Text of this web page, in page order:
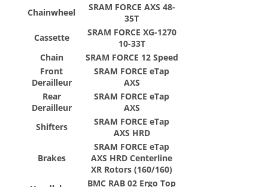
Chainwheel
SRAM FORCE AXS 48-
35T
Cassette
SRAM FORCE XG-1270
10-33T
Chain
SRAM FORCE 12 Speed
Front
Derailleur
SRAM FORCE eTap
AXS
Rear
Derailleur
SRAM FORCE eTap
AXS
Shifters
SRAM FORCE eTap
AXS HRD
Brakes
SRAM FORCE eTap
AXS HRD Centerline
XR Rotors (160/160)
BMC RAB 02 Ergo Top